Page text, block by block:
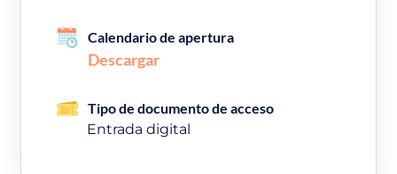
Calendario de apertura
Descargar
Tipo de documento de acceso
Entrada digital